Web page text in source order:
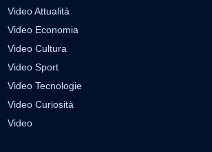
Video Attualità
Video Economia
Video Cultura
Video Sport
Video Tecnologie
Video Curiosità
Video